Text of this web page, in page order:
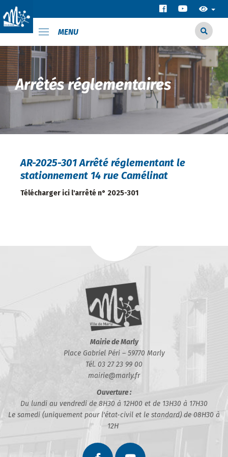
MENU
Arrêtés réglementaires
AR-2025-301 Arrêté réglementant le
stationnement 14 rue Camélinat
Télécharger ici l'arrêté n° 2025-301
Mairie de Marly
Place Gabriel Péri – 59770 Marly
Tél. 03 27 23 99 00
mairie@marly.fr
Ouverture :
Du lundi au vendredi de 8H30 à 12H00 et de 13H30 à 17H30
Le samedi (uniquement pour l'état-civil et le standard) de 08H30 à
12H